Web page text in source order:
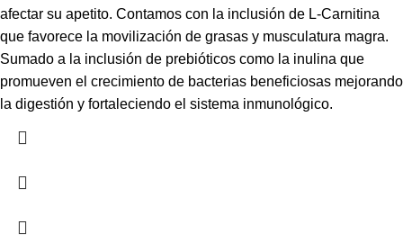
afectar su apetito. Contamos con la inclusión de L-Carnitina
que favorece la movilización de grasas y musculatura magra.
Sumado a la inclusión de prebióticos como la inulina que
promueven el crecimiento de bacterias beneficiosas mejorando
la digestión y fortaleciendo el sistema inmunológico.